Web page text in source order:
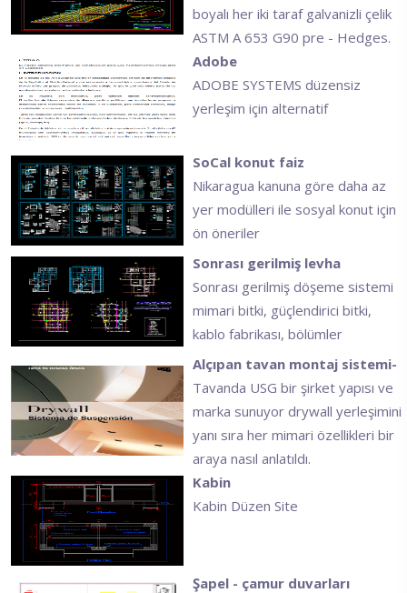
boyalı her iki taraf galvanizli çelik
ASTM A 653 G90 pre - Hedges.
Adobe
ADOBE SYSTEMS düzensiz
yerleşim için alternatif
SoCal konut faiz
Nikaragua kanuna göre daha az
yer modülleri ile sosyal konut için
ön öneriler
Sonrası gerilmiş levha
Sonrası gerilmiş döşeme sistemi
mimari bitki, güçlendirici bitki,
kablo fabrikası, bölümler
Alçıpan tavan montaj sistemi-
Tavanda USG bir şirket yapısı ve
marka sunuyor drywall yerleşimini
yanı sıra her mimari özellikleri bir
araya nasıl anlatıldı.
Kabin
Kabin Düzen Site
Şapel - çamur duvarları